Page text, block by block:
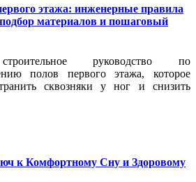
этажа: инженерные правила
подбор материалов и пошаговый
руководство по
полов первого этажа, которое
сквозняки у ног и снизить
к Комфортному Сну и Здоровому